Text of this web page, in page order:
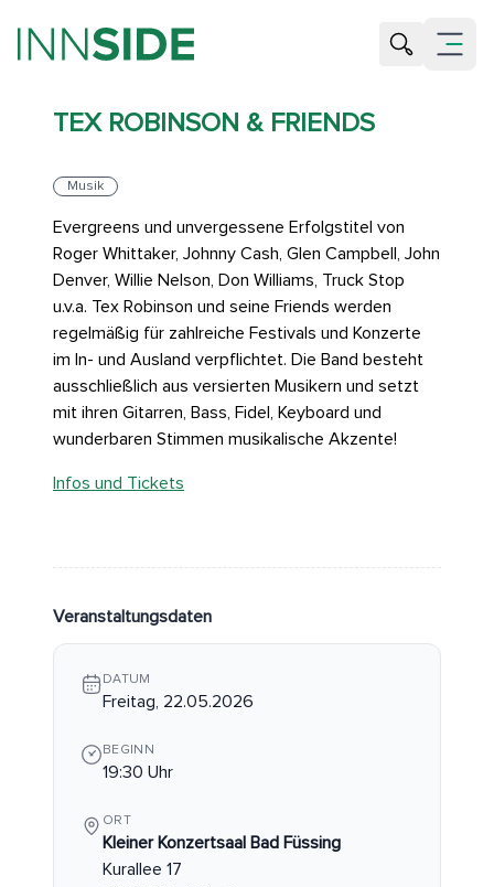
Suche
Menü
TEX ROBINSON & FRIENDS
Musik
Evergreens und unvergessene Erfolgstitel von
Roger Whittaker, Johnny Cash, Glen Campbell, John
Denver, Willie Nelson, Don Williams, Truck Stop
u.v.a. Tex Robinson und seine Friends werden
regelmäßig für zahlreiche Festivals und Konzerte
im In- und Ausland verpflichtet. Die Band besteht
ausschließlich aus versierten Musikern und setzt
mit ihren Gitarren, Bass, Fidel, Keyboard und
wunderbaren Stimmen musikalische Akzente!
Infos und Tickets
Veranstaltungsdaten
DATUM
Freitag, 22.05.2026
BEGINN
19:30 Uhr
ORT
Kleiner Konzertsaal Bad Füssing
Kurallee 17